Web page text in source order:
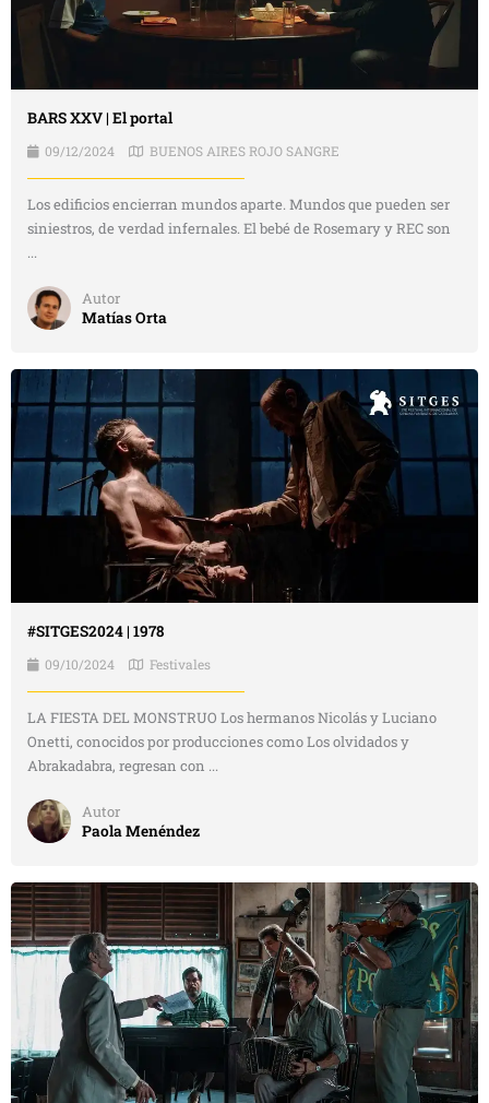
BARS XXV | El portal
09/12/2024 BUENOS AIRES ROJO SANGRE
Los edificios encierran mundos aparte. Mundos que pueden ser
siniestros, de verdad infernales. El bebé de Rosemary y REC son
...
Autor
Matías Orta
#SITGES2024 | 1978
09/10/2024 Festivales
LA FIESTA DEL MONSTRUO Los hermanos Nicolás y Luciano
Onetti, conocidos por producciones como Los olvidados y
Abrakadabra, regresan con ...
Autor
Paola Menéndez